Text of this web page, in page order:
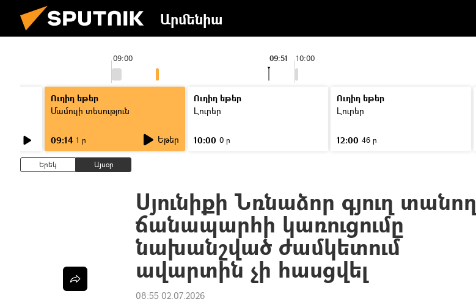
Արմենիա
09:00 10:00
09:51
Ուղիղ եթեր
Մամուլի տեսություն
09:14 1 ր Եթեր
Ուղիղ եթեր
Լուրեր
10:00 0 ր
Ուղիղ եթեր
Լուրեր
12:00 46 ր
Երեկ Այսօր
Սյունիքի Նռնաձոր գյուղ տանող
ճանապարհի կառուցումը
նախանշված ժամկետում
ավարտին չի հասցվել
08:55 02.07.2026